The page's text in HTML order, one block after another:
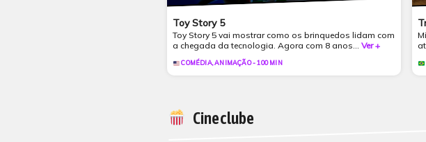
Toy Story 5
Toy Story 5 vai mostrar como os brinquedos lidam com
a chegada da tecnologia. Agora com 8 anos... Ver +
COMÉDIA, ANIMAÇÃO - 100 MIN
Cineclube